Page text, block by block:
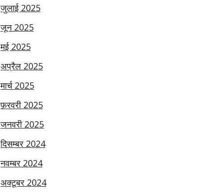
जुलाई 2025
जून 2025
मई 2025
अप्रैल 2025
मार्च 2025
फ़रवरी 2025
जनवरी 2025
दिसम्बर 2024
नवम्बर 2024
अक्टूबर 2024